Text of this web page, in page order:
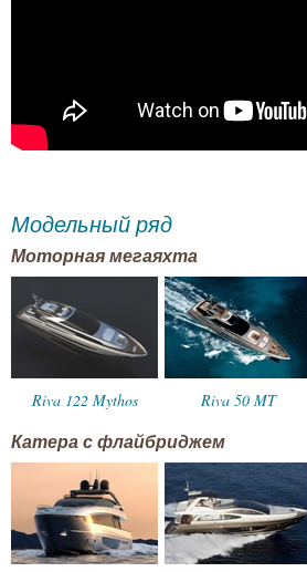
Модельный ряд
Моторная мегаяхта
Riva 122 Mythos Riva 50 MT
Катера с флайбриджем